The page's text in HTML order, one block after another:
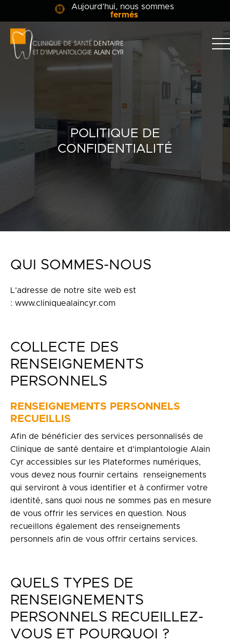
Aujourd’hui, nous sommes
fermés
dentaire
Alain
Cyr
Clinique
Info-patient
Contact
Politique de confidentialité
en
Boucherville, QC J4B 5M7
POLITIQUE DE
CONFIDENTIALITÉ
QUI SOMMES-NOUS
L’adresse de notre site web est
: www.cliniquealaincyr.com
COLLECTE DES
RENSEIGNEMENTS
PERSONNELS
RENSEIGNEMENTS PERSONNELS
RECUEILLIS
Afin de bénéficier des services personnalisés de
Clinique de santé dentaire et d’implantologie Alain
Cyr accessibles sur les Plateformes numériques,
vous devez nous fournir certains renseignements
qui serviront à vous identifier et à confirmer votre
identité, sans quoi nous ne sommes pas en mesure
de vous offrir les services en question. Nous
recueillons également des renseignements
personnels afin de vous offrir certains services.
QUELS TYPES DE
RENSEIGNEMENTS
PERSONNELS RECUEILLEZ-
VOUS ET POURQUOI ?